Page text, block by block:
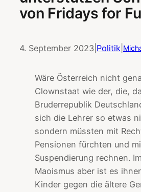
von Fridays for
4. September 2023 Politik
Wäre Österreich nicht
Clownstaat wie der, die,
Bruderrepublik
sich die Lehrer so etwas
sondern müssten mit
Pensionen fürchten und
Suspendierung rechnen.
Maoismus aber ist es
Kinder gegen die ältere